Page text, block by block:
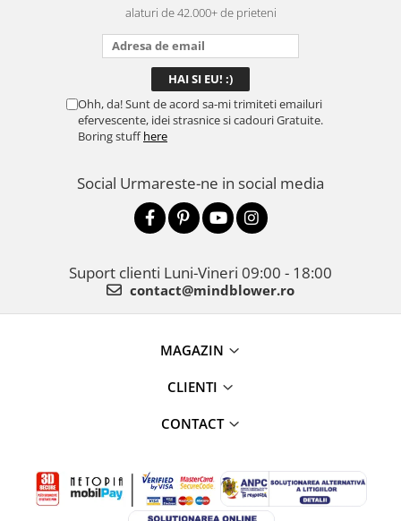
alaturi de 42.000+ de prieteni
Ohh, da! Sunt de acord sa-mi trimiteti emailuri
efervescente, idei strasnice si cadouri Gratuite.
Boring stuffhere
Social Urmareste-ne in social media
Suport clienti Luni-Vineri 09:00 - 18:00
contact@mindblower.ro
MAGAZIN
CLIENTI
CONTACT